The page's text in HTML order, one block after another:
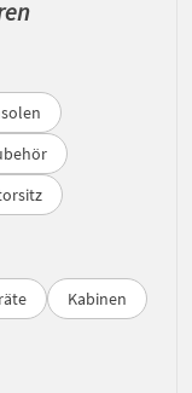
Kabinen